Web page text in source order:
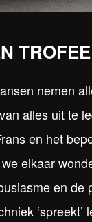
nemen
alles uit te
en het
elkaar
en de
‘spreekt’